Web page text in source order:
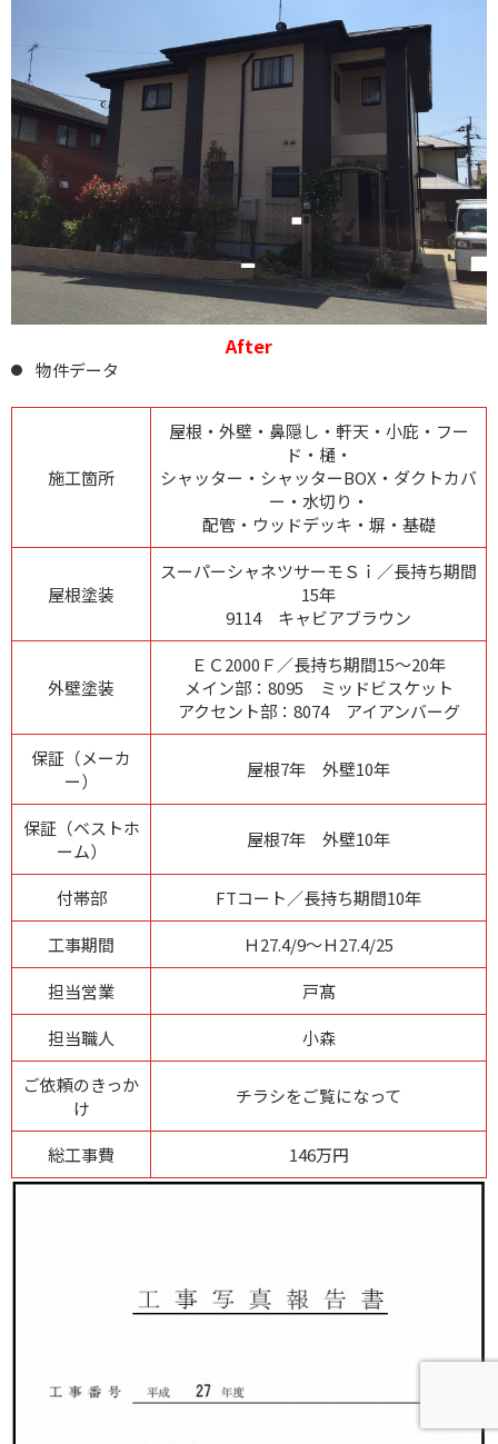
After
物件データ
施工箇所
屋根・外壁・鼻隠し・軒天・小庇・フー
ド・樋・
シャッター・シャッターBOX・ダクトカバ
ー・水切り・
配管・ウッドデッキ・塀・基礎
屋根塗装
スーパーシャネツサーモＳｉ／長持ち期間
15年
9114 キャビアブラウン
外壁塗装
ＥＣ2000Ｆ／長持ち期間15～20年
メイン部：8095 ミッドビスケット
アクセント部：8074 アイアンバーグ
保証（メーカ
ー）
屋根7年 外壁10年
保証（ベストホ
ーム）
屋根7年 外壁10年
付帯部
FTコート／長持ち期間10年
工事期間
Ｈ27.4/9～Ｈ27.4/25
担当営業
戸髙
担当職人
小森
ご依頼のきっか
け
チラシをご覧になって
総工事費 146万円